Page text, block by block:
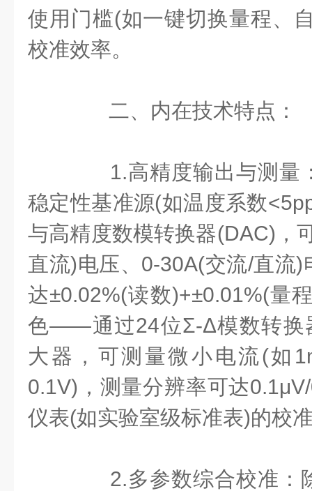
使用门槛(如一键切换量程、
校准效率。
二、内在技术特点：
1.高精度输出与测量
稳定性基准源(如温度系数
与高精度数模转换器(DAC)，
直流)电压、0-30A(交流/直流
达±0.02%(读数)+±0.01%(量
色——通过24位Σ-Δ模数转换
大器，可测量微小电流(如
0.1V)，测量分辨率可达
仪表(如实验室级标准表)的校
2.多参数综合校准：